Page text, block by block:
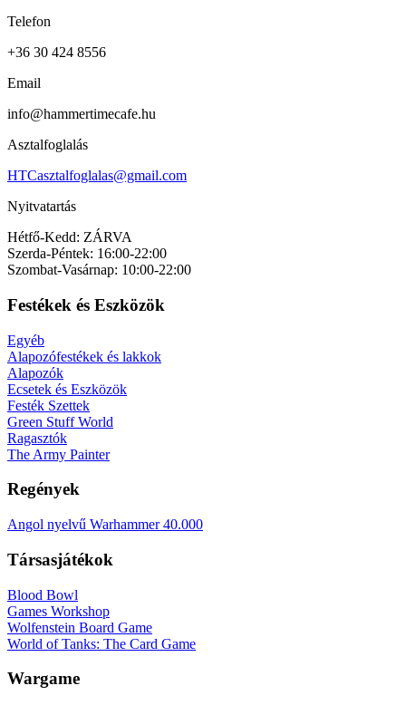
Telefon
+36 30 424 8556
Email
info@hammertimecafe.hu
Asztalfoglalás
HTCasztalfoglalas@gmail.com
Nyitvatartás
Hétfő-Kedd: ZÁRVA
Szerda-Péntek: 16:00-22:00
Szombat-Vasárnap: 10:00-22:00
Festékek és Eszközök
Egyéb
Alapozófestékek és lakkok
Alapozók
Ecsetek és Eszközök
Festék Szettek
Green Stuff World
Ragasztók
The Army Painter
Regények
Angol nyelvű Warhammer 40.000
Társasjátékok
Blood Bowl
Games Workshop
Wolfenstein Board Game
World of Tanks: The Card Game
Wargame